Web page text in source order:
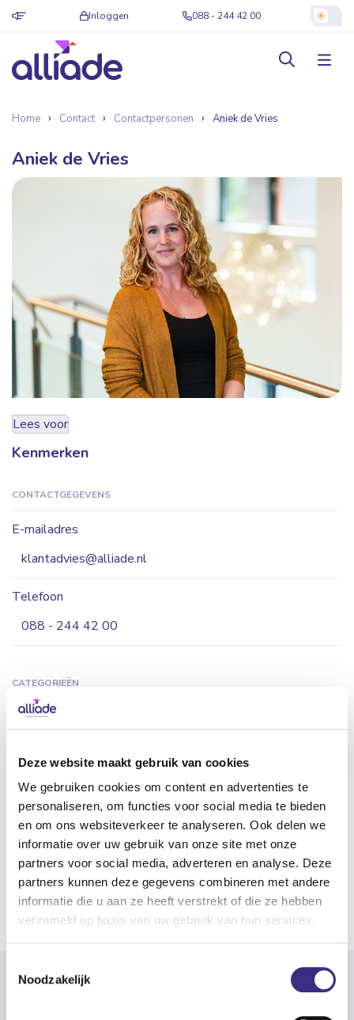
Deze website maakt gebruik van cookies
We gebruiken cookies om content en advertenties te
personaliseren, om functies voor social media te bieden
en om ons websiteverkeer te analyseren. Ook delen we
informatie over uw gebruik van onze site met onze
partners voor social media, adverteren en analyse. Deze
partners kunnen deze gegevens combineren met andere
informatie die u aan ze heeft verstrekt of die ze hebben
verzameld op basis van uw gebruik van hun services.
Noodzakelijk
Inloggen 088 - 244 42 00
Home Contact Contactpersonen Aniek de Vries
Lees voor
Kenmerken
CONTACTGEGEVENS
E-mailadres
klantadvies@alliade.nl
Telefoon
088 - 244 42 00
CATEGORIEËN
Hoofdgebieden
FUNCTIE
Functie titel
Klantadviseur
Naar overzicht
Aniek de Vries